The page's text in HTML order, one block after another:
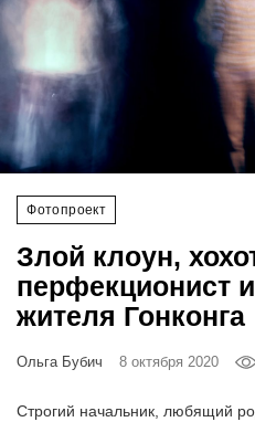
Фотопроект
Злой клоун,
перфекционист
жителя Гонконга
Ольга Бубич 8 октября 2020
Строгий начальник, любящий